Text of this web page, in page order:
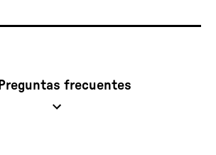
Preguntas frecuentes